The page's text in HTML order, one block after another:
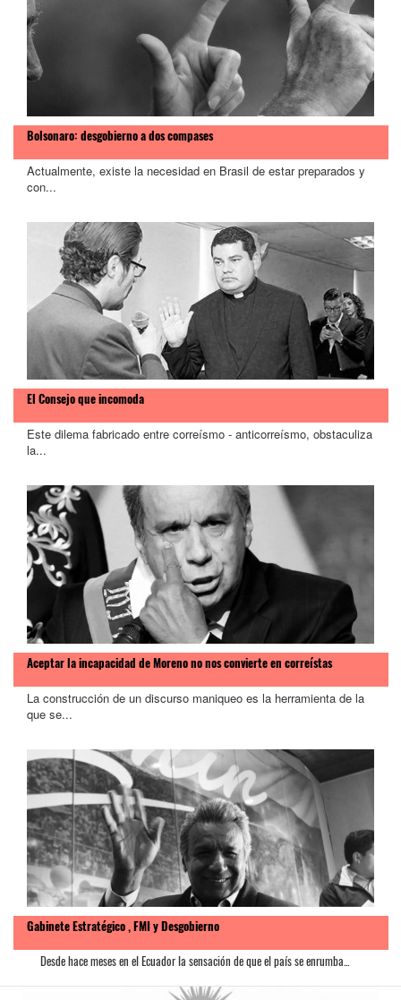
Bolsonaro: desgobierno a dos compases
Actualmente, existe la necesidad en Brasil de estar preparados y
con...
El Consejo que incomoda
Este dilema fabricado entre correísmo - anticorreísmo, obstaculiza
la...
Aceptar la incapacidad de Moreno no nos convierte en correístas
La construcción de un discurso maniqueo es la herramienta de la
que se...
Gabinete Estratégico , FMI y Desgobierno
Desde hace meses en el Ecuador la sensación de que el país se enrumba...